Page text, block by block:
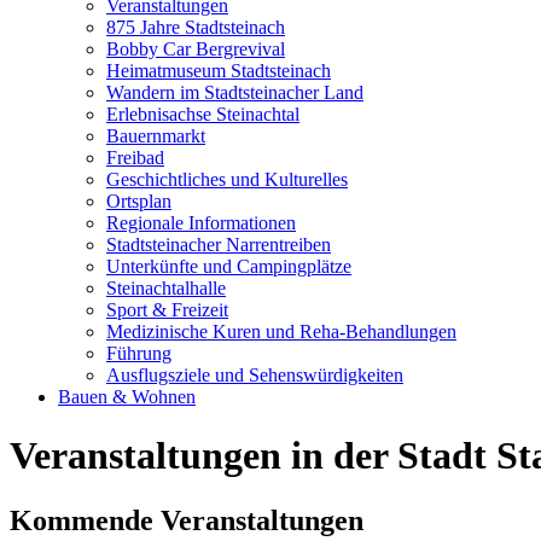
Veranstaltungen
875 Jahre Stadtsteinach
Bobby Car Bergrevival
Heimatmuseum Stadtsteinach
Wandern im Stadtsteinacher Land
Erlebnisachse Steinachtal
Bauernmarkt
Freibad
Geschichtliches und Kulturelles
Ortsplan
Regionale Informationen
Stadtsteinacher Narrentreiben
Unterkünfte und Campingplätze
Steinachtalhalle
Sport & Freizeit
Medizinische Kuren und Reha-Behandlungen
Führung
Ausflugsziele und Sehenswürdigkeiten
Bauen & Wohnen
Veranstaltungen in der Stadt
Kommende Veranstaltungen